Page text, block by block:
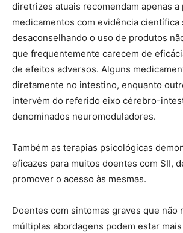
diretrizes atuais recomendam apenas a
medicamentos com evidência científica
desaconselhando o uso de produtos
que frequentemente carecem de
de efeitos adversos. Alguns
diretamente no intestino, enquanto
intervêm do referido eixo cérebro-
denominados neuromoduladores.
Também as terapias psicológicas
eficazes para muitos doentes com SII,
promover o acesso às mesmas.
Doentes com sintomas graves que não
múltiplas abordagens podem estar